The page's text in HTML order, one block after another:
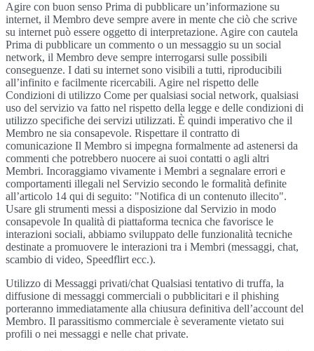
Agire con buon senso Prima di pubblicare un’informazione su
internet, il Membro deve sempre avere in mente che ciò che scrive
su internet può essere oggetto di interpretazione. Agire con cautela
Prima di pubblicare un commento o un messaggio su un social
network, il Membro deve sempre interrogarsi sulle possibili
conseguenze. I dati su internet sono visibili a tutti, riproducibili
all’infinito e facilmente ricercabili. Agire nel rispetto delle
Condizioni di utilizzo Come per qualsiasi social network, qualsiasi
uso del servizio va fatto nel rispetto della legge e delle condizioni di
utilizzo specifiche dei servizi utilizzati. È quindi imperativo che il
Membro ne sia consapevole. Rispettare il contratto di
comunicazione Il Membro si impegna formalmente ad astenersi da
commenti che potrebbero nuocere ai suoi contatti o agli altri
Membri. Incoraggiamo vivamente i Membri a segnalare errori e
comportamenti illegali nel Servizio secondo le formalità definite
all’articolo 14 qui di seguito: "Notifica di un contenuto illecito".
Usare gli strumenti messi a disposizione dal Servizio in modo
consapevole In qualità di piattaforma tecnica che favorisce le
interazioni sociali, abbiamo sviluppato delle funzionalità tecniche
destinate a promuovere le interazioni tra i Membri (messaggi, chat,
scambio di video, Speedflirt ecc.).
Utilizzo di Messaggi privati/chat Qualsiasi tentativo di truffa, la
diffusione di messaggi commerciali o pubblicitari e il phishing
porteranno immediatamente alla chiusura definitiva dell’account del
Membro. Il parassitismo commerciale è severamente vietato sui
profili o nei messaggi e nelle chat private.